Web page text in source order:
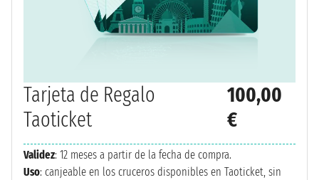
Tarjeta de Regalo
Taoticket
100,00
€
Validez: 12 meses a partir de la fecha de compra.
Uso: canjeable en los cruceros disponibles en Taoticket, sin